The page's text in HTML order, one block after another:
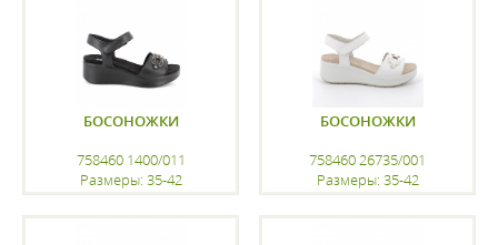
БОСОНОЖКИ
758460 1400/011
Размеры: 35-42
БОСОНОЖКИ
758460 26735/001
Размеры: 35-42